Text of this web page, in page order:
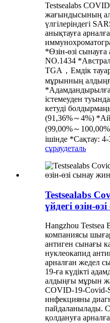
Testsealabs
жағындысының
үлгілеріндегі
анықтауға
*Өзін-өзі
NO.1434
TGA，Емдік
мұрынның
істемеуден
кетуді
(91,36%～4%)
(99,00%～
ішінде *Сақтау:
сұраудеталь
Testsealabs
үйдегі өзін-
Hangzhou Testsea
компаниясы
антиген сынағы
нуклеокапид
арналған жедел
19-ға күдікті
алдыңғы мұрын
COVID-19-Covid-
инфекцияны
пайдаланылады.
қолдануға